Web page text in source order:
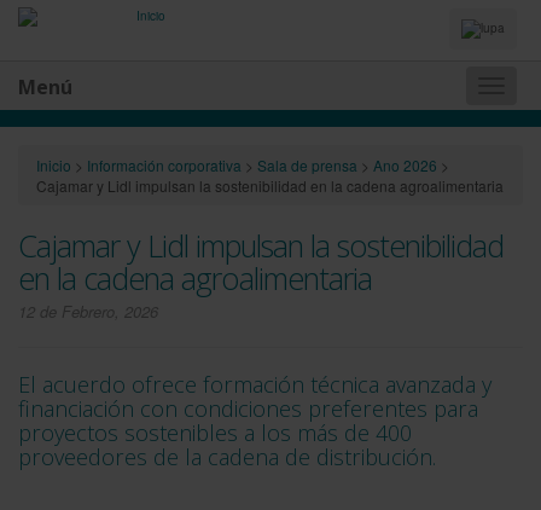
Idiomas
y
Menú
Inicio > Información corporativa > Sala de prensa > Ano 2026 >
Cajamar y Lidl impulsan la sostenibilidad en la cadena agroalimentaria
Cajamar y Lidl impulsan la sostenibilidad
en la cadena agroalimentaria
12 de Febrero, 2026
El acuerdo ofrece formación técnica avanzada y
financiación con condiciones preferentes para
proyectos sostenibles a los más de 400
proveedores de la cadena de distribución.